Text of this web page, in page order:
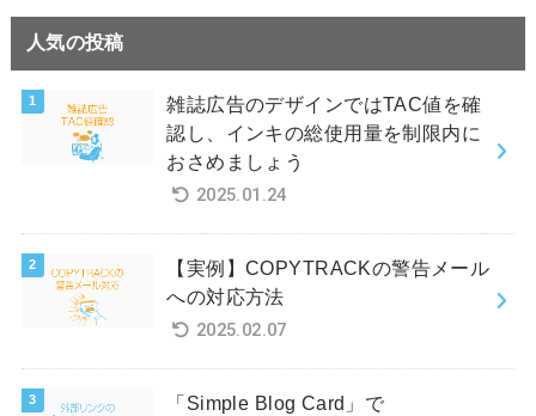
人気の投稿
雑誌広告のデザインではTAC値を確
認し、インキの総使用量を制限内に
おさめましょう
2025.01.24
【実例】COPYTRACKの警告メール
への対応方法
2025.02.07
「Simple Blog Card」で